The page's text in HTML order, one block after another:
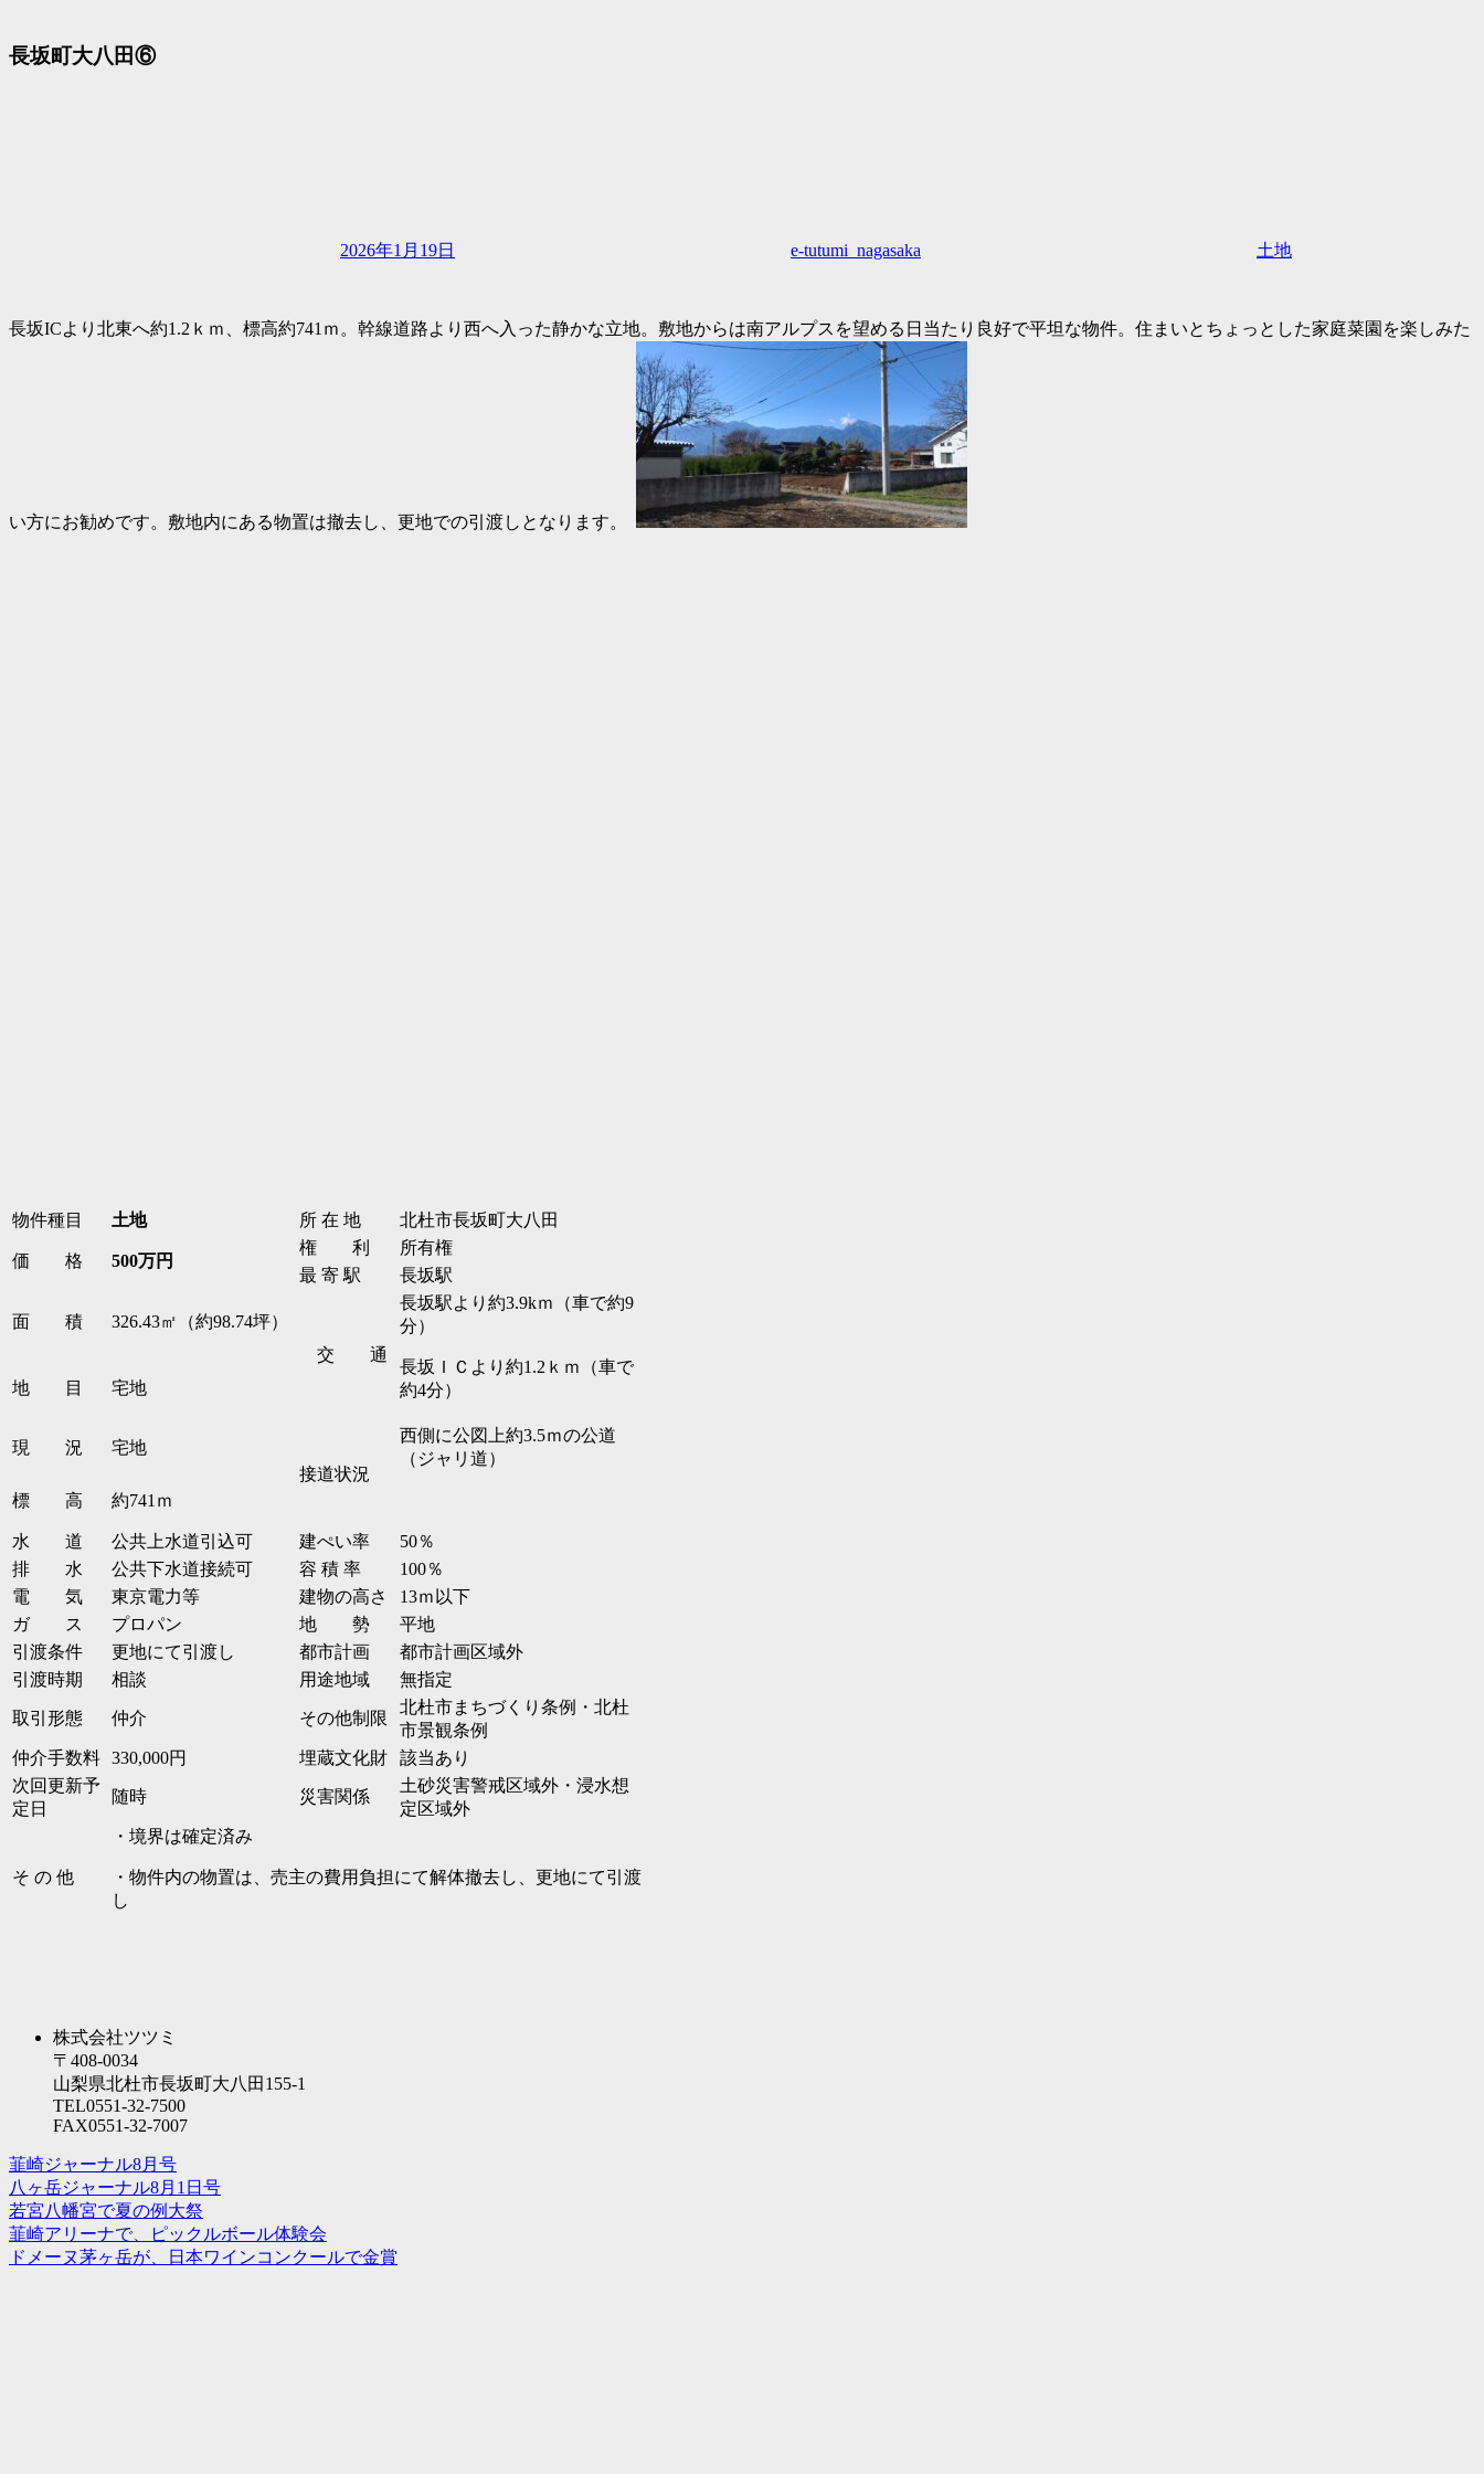
長坂町大八田⑥
2026年1月19日 e-tutumi_nagasaka 土地
長坂ICより北東へ約1.2ｋｍ、標高約741ｍ。幹線道路より西へ入った静かな立地。敷地からは南アルプスを望める日当たり良好で平坦な物件。住まいとちょっとした家庭菜園を楽しみた
い方にお勧めです。敷地内にある物置は撤去し、更地での引渡しとなります。
物件種目 土地 所 在 地 北杜市長坂町大八田
価 格 500万円
権 利
所有権
最 寄 駅
長坂駅
面 積
326.43㎡（約98.74坪）
交 通
長坂駅より約3.9kｍ（車で約9
分）
長坂ＩＣより約1.2ｋｍ（車で
約4分）
地 目 宅地
現 況
宅地
接道状況
西側に公図上約3.5ｍの公道
（ジャリ道）
標 高 約741ｍ
水 道 公共上水道引込可 建ぺい率
50％
排 水
公共下水道接続可 容 積 率
100％
電 気
東京電力等 建物の高さ
13ｍ以下
ガ ス
プロパン 地 勢
平地
引渡条件
更地にて引渡し 都市計画
都市計画区域外
引渡時期
相談 用途地域 無指定
取引形態 仲介 その他制限
北杜市まちづくり条例・北杜
市景観条例
仲介手数料 330,000円 埋蔵文化財
該当あり
次回更新予
定日
随時 災害関係
土砂災害警戒区域外・浸水想
定区域外
そ の 他
・境界は確定済み
・物件内の物置は、売主の費用負担にて解体撤去し、更地にて引渡
し
株式会社ツツミ
〒408-0034
山梨県北杜市長坂町大八田155-1
TEL0551-32-7500
FAX0551-32-7007
韮崎ジャーナル8月号
八ヶ岳ジャーナル8月1日号
若宮八幡宮で夏の例大祭
韮崎アリーナで、ピックルボール体験会
ドメーヌ茅ヶ岳が、日本ワインコンクールで金賞